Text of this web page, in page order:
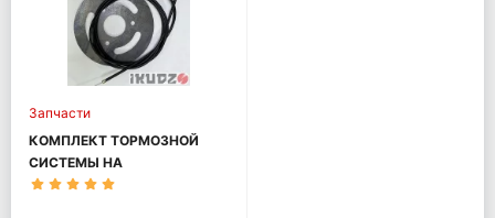
Запчасти
КОМПЛЕКТ ТОРМОЗНОЙ
СИСТЕМЫ НА
МОТОБУКСИРОВЩИК